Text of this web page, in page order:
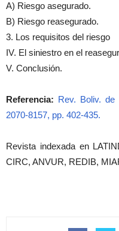
A) Riesgo asegurado.
B) Riesgo reasegurado.
3. Los requisitos del riesgo
IV. El siniestro en el
V. Conclusión.
Referencia: Rev. Boliv. de
2070-8157, pp. 402-435.
Revista indexada en
CIRC, ANVUR, REDIB,